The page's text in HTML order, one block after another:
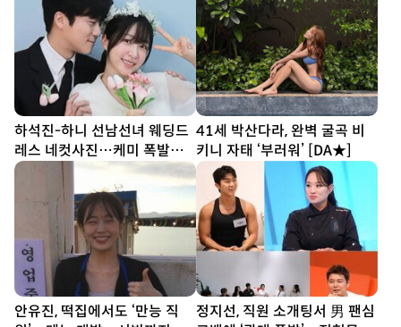
하석진-하니 선남선녀 웨딩드
레스 네컷사진…케미 폭발
[DA★]
41세 박산다라, 완벽 굴곡 비
키니 자태 ‘부러워’ [DA★]
안유진, 떡집에서도 ‘만능 직
정지선, 직원 소개팅서 男 팬심